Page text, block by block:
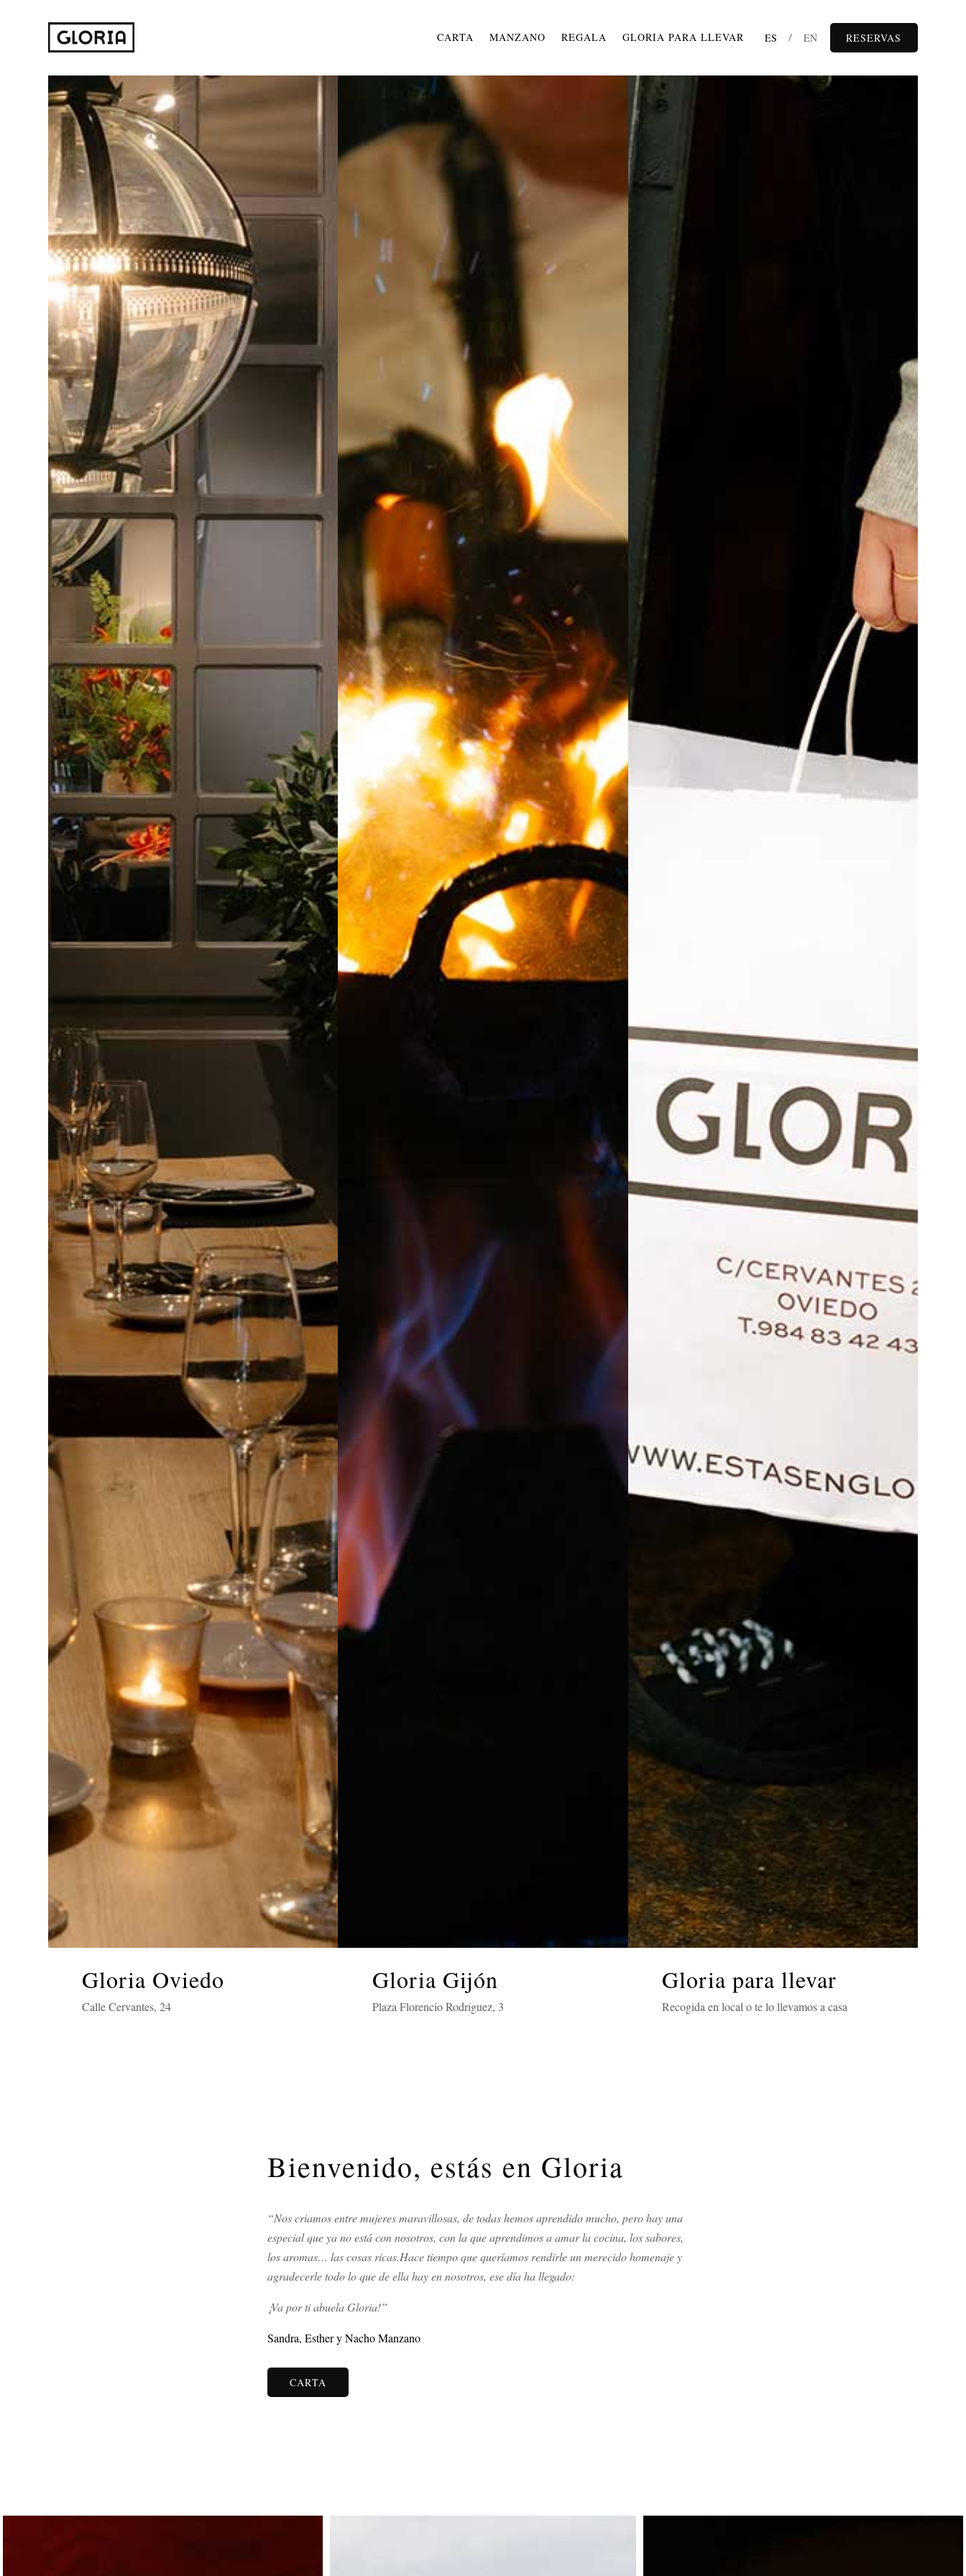
CARTA MANZANO REGALA GLORIA PARA LLEVAR ES EN RESERVAS
Gloria Oviedo
Calle Cervantes, 24
Gloria Gijón
Plaza Florencio Rodríguez, 3
Gloria para llevar
Recogida en local o te lo llevamos a casa
Bienvenido, estás en Gloria
“Nos criamos entre mujeres maravillosas, de todas hemos aprendido mucho, pero hay una
especial que ya no está con nosotros, con la que aprendimos a amar la cocina, los sabores,
los aromas… las cosas ricas.Hace tiempo que queríamos rendirle un merecido homenaje y
agradecerle todo lo que de ella hay en nosotros, ese día ha llegado:
¡Va por ti abuela Gloria!”
Sandra, Esther y Nacho Manzano
CARTA